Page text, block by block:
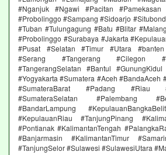
#Nganjuk #Ngawi #Pacitan #Pamekasan
#Probolinggo #Sampang #Sidoarjo
#Tuban #Tulungagung #Batu #Blitar
#Probolinggo #Surabaya #Jakarta
#Pusat #Selatan #Timur #Utara
#Serang #Tangerang #Cilegon
#TangerangSelatan #Bantul
#Yogyakarta #Sumatera #Aceh #BandaAceh
#SumateraBarat #Padang #Riau
#SumateraSelatan #Palembang
#BandarLampung
#KepulauanRiau #TanjungPinang
#Pontianak #KalimantanTengah
#Banjarmasin #KalimantanTimur
#TanjungSelor #Sulawesi #SulawesiUtara